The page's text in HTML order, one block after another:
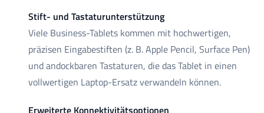
Stift- und Tastaturunterstützung
Viele Business-Tablets kommen mit hochwertigen,
präzisen Eingabestiften (z. B. Apple Pencil, Surface Pen)
und andockbaren Tastaturen, die das Tablet in einen
vollwertigen Laptop-Ersatz verwandeln können.
Erweiterte Konnektivitätsoptionen